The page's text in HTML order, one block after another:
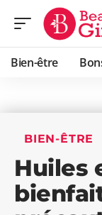
Bien-être
BIEN-ÊTRE
Huiles